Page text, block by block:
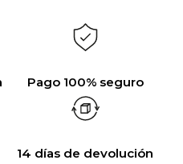
Pago 100% seguro
14 días de devolución